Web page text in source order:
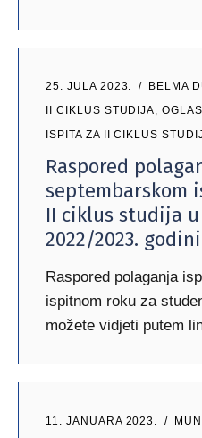
25. JULA 2023.
BELMA
II CIKLUS STUDIJA,
ISPITA ZA II CIKLUS
Raspored
septembarskom
II ciklus studija u
2022/2023. godini
Raspored polaganja
ispitnom roku za
možete vidjeti putem
11. JANUARA 2023.